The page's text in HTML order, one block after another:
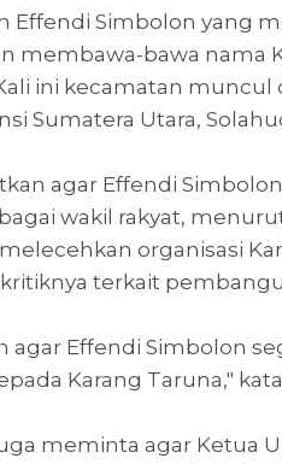
Effendi Simbolon yang
membawa-bawa nama
ini kecamatan
Sumatera Utara,
agar Effendi
wakil rakyat,
organisasi
terkait
agar Effendi Simbolon
Karang Taruna,"
meminta agar Ketua